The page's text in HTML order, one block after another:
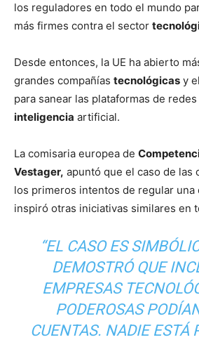
los reguladores en todo el mundo
más firmes contra el sector
Desde entonces, la UE ha abierto
grandes compañías tecnológicas y
para sanear las plataformas de
inteligencia artificial.
La comisaria europea de
Vestager, apuntó que el caso de las
los primeros intentos de regular una
inspiró otras iniciativas similares en
“EL CASO ES
DEMOSTRÓ QUE
EMPRESAS
PODEROSAS
CUENTAS. NADIE ESTÁ